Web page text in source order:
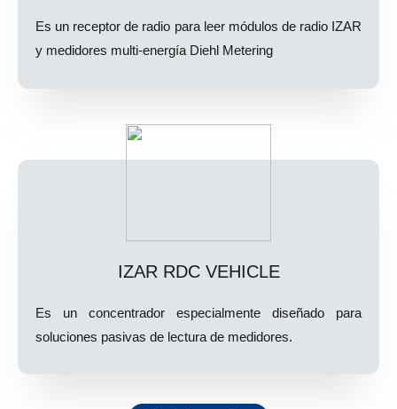
Es un receptor de radio para leer módulos de radio IZAR
y medidores multi-energía Diehl Metering
IZAR RDC VEHICLE
Es un concentrador especialmente diseñado para
soluciones pasivas de lectura de medidores.